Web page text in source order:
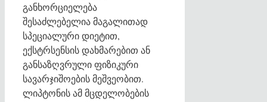
განხორციელება
შესაძლებელია მაგალითად
სპეციალური დიეტით,
ექსტრსენსის დახმარებით ან
განსაზღვრული ფიზიკური
სავარჯიშოების მეშვეობით.
ლიპტონის ამ მცდელობების